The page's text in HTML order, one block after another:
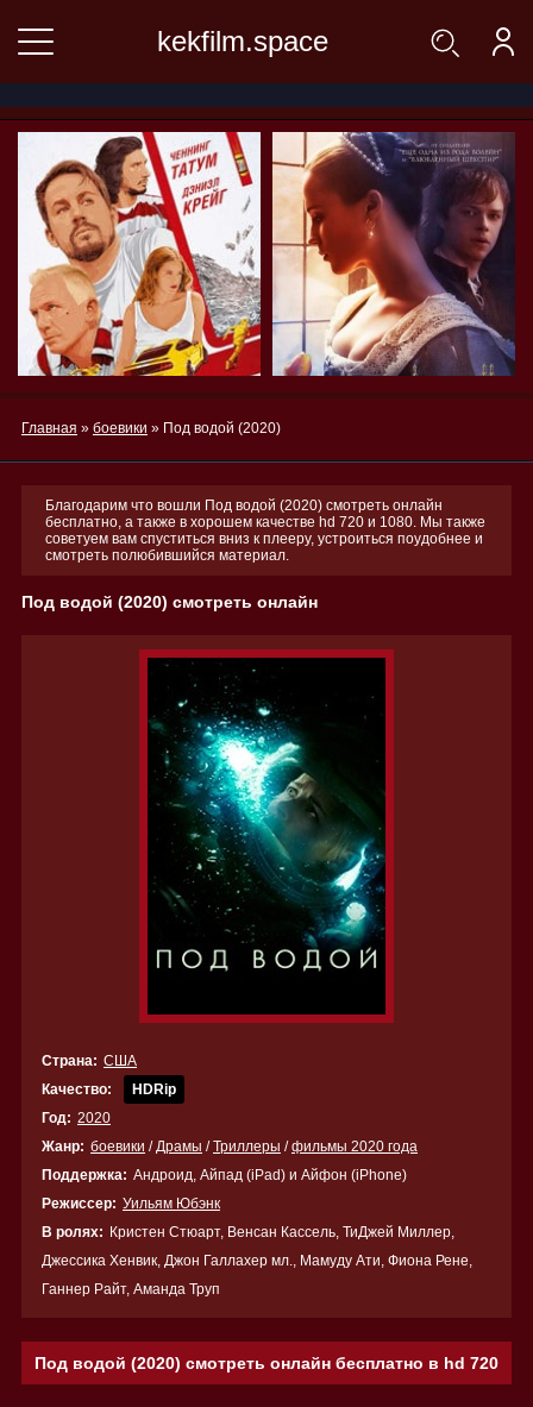
kekfilm.space
Главная » боевики » Под водой (2020)
Благодарим что вошли Под водой (2020) смотреть онлайн
бесплатно, а также в хорошем качестве hd 720 и 1080. Мы также
советуем вам спуститься вниз к плееру, устроиться поудобнее и
смотреть полюбившийся материал.
Под водой (2020) смотреть онлайн
Страна: США
Качество:
HDRip
Год: 2020
Жанр: боевики /Драмы /Триллеры /фильмы 2020 года
Поддержка: Андроид, Айпад (iPad) и Айфон (iPhone)
Режиссер: Уильям Юбэнк
В ролях: Кристен Стюарт, Венсан Кассель, ТиДжей Миллер,
Джессика Хенвик, Джон Галлахер мл., Мамуду Ати, Фиона Рене,
Ганнер Райт, Аманда Труп
Под водой (2020) смотреть онлайн бесплатно в hd 720